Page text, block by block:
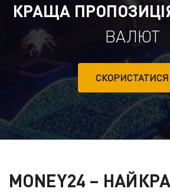
КРАЩА
ВАЛЮТ
СКОРИСТАТИСЯ
MONEY24 –